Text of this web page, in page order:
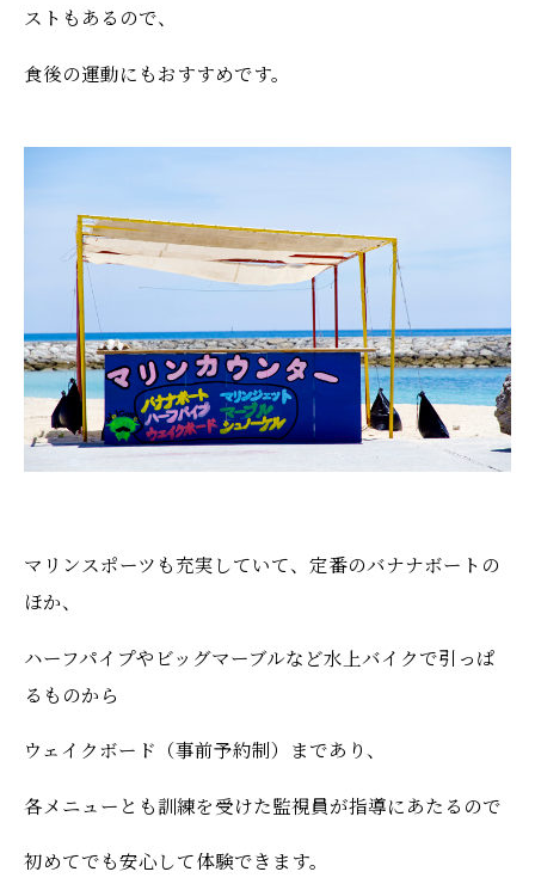
ストもあるので、
食後の運動にもおすすめです。
マリンスポーツも充実していて、定番のバナナボートの
ほか、
ハーフパイプやビッグマーブルなど水上バイクで引っぱ
るものから
ウェイクボード（事前予約制）まであり、
各メニューとも訓練を受けた監視員が指導にあたるので
初めてでも安心して体験できます。